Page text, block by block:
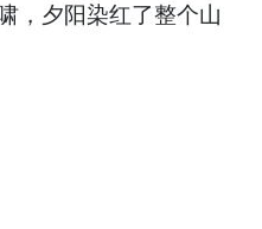
，夕阳染红了整个山